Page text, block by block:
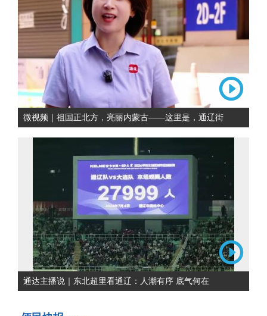
微视频｜祖国正北方，亮丽内蒙古——这里是，通辽街
通达主播说｜东北超里看通辽：人潮有序 底气何在